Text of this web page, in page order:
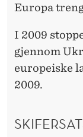
Europa
I 2009
gjennom
europeiske
2009.